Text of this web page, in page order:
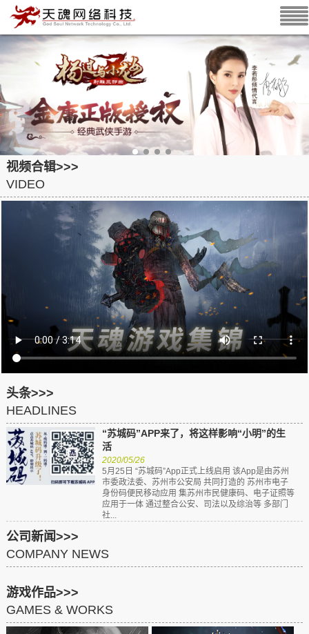
视频合辑>>>
VIDEO
头条>>>
HEADLINES
“苏城码”APP来了，将这样影响“小明”的生
活
2020/05/26
5月25日 “苏城码”App正式上线启用 该App是由苏州
市委政法委、苏州市公安局 共同打造的 苏州市电子
身份码便民移动应用 集苏州市民健康码、电子证照等
应用于一体 通过整合公安、司法以及综治等 多部门
社...
公司新闻>>>
COMPANY NEWS
游戏作品>>>
GAMES & WORKS